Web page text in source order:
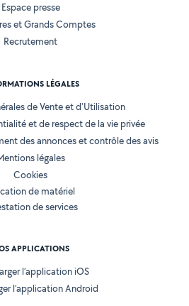
Espace presse
et Grands Comptes
Recrutement
LÉGALES
de Vente et d'Utilisation
et de respect de la vie privée
des annonces et contrôle des avis
légales
Cookies
de matériel
de services
APPLICATIONS
l’application iOS
l’application Android